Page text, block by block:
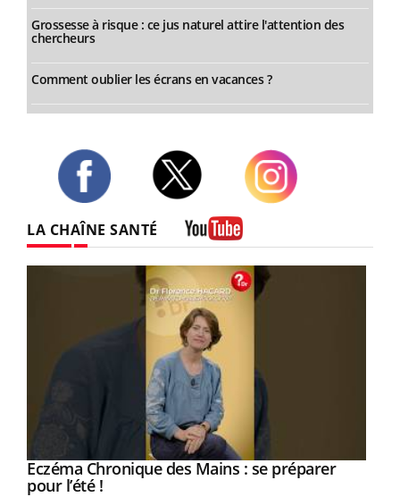
Grossesse à risque : ce jus naturel attire l'attention des
chercheurs
Comment oublier les écrans en vacances ?
LA CHAÎNE SANTÉ
Youtube
Eczéma Chronique des Mains : se préparer
pour l’été !Youtube